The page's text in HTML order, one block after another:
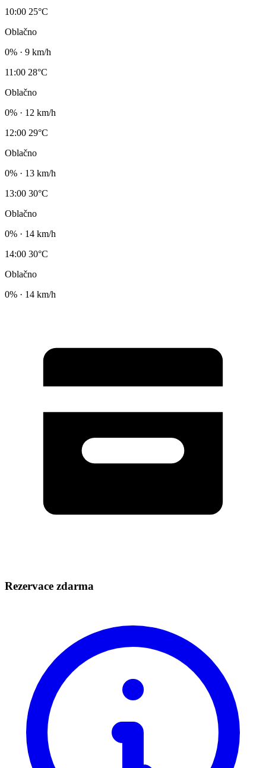
10:00 25°C
Oblačno
0% · 9 km/h
11:00 28°C
Oblačno
0% · 12 km/h
12:00 29°C
Oblačno
0% · 13 km/h
13:00 30°C
Oblačno
0% · 14 km/h
14:00 30°C
Oblačno
0% · 14 km/h
Rezervace zdarma